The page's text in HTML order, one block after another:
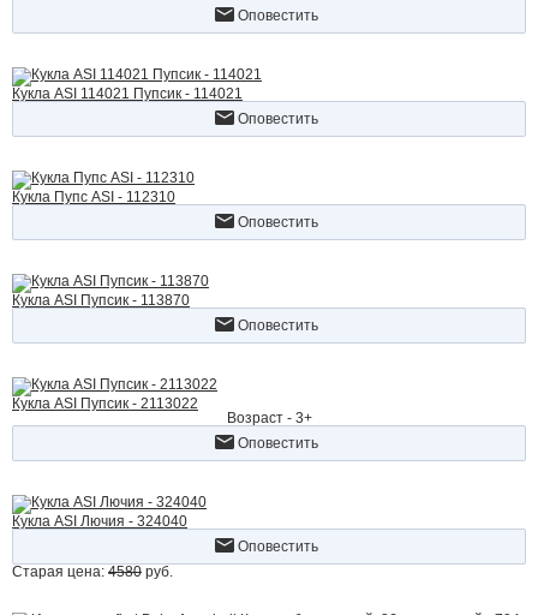
Оповестить
Кукла ASI 114021 Пупсик - 114021
Оповестить
Кукла Пупс ASI - 112310
Оповестить
Кукла ASI Пупсик - 113870
Оповестить
Кукла ASI Пупсик - 2113022
Возраст - 3+
Оповестить
Кукла ASI Лючия - 324040
Оповестить
Старая цена: 4580 руб.